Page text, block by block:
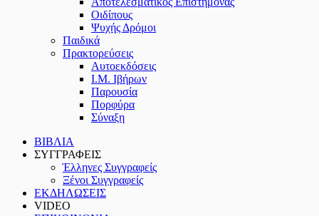
Οιδίπους
Ψυχής Δρόμοι
Παιδικά
Πρακτoρεύσεις
Αυτοεκδόσεις
Ι.Μ. Ιβήρων
Παρουσία
Πορφύρα
Σύναξη
ΒΙΒΛΙΑ
ΣΥΓΓΡΑΦΕΙΣ
Έλληνες Συγγραφείς
Ξένοι Συγγραφείς
ΕΚΔΗΛΩΣΕΙΣ
VIDEO